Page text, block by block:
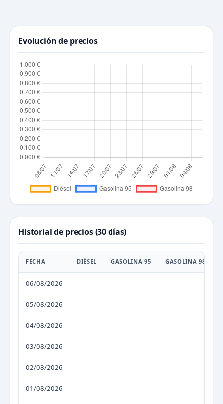
Evolución de precios
Historial de precios (30 días)
FECHA DIÉSEL GASOLINA 95 GASOLINA 98
06/08/2026 – – –
05/08/2026 – – –
04/08/2026 – – –
03/08/2026 – – –
02/08/2026 – – –
01/08/2026 – – –